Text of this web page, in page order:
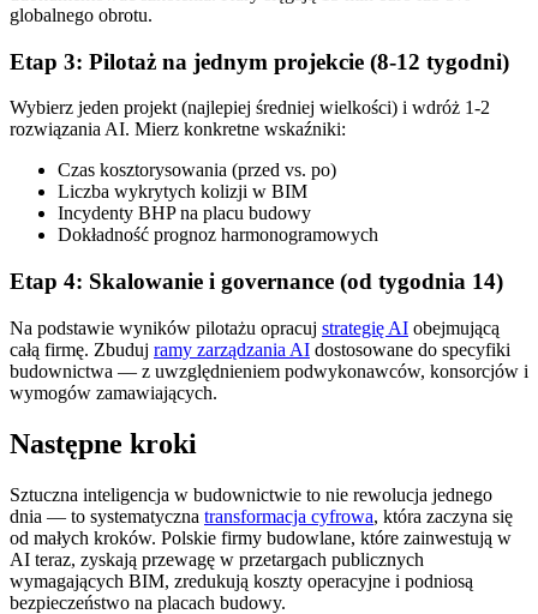
globalnego obrotu.
Etap 3: Pilotaż na jednym projekcie (8-12 tygodni)
Wybierz jeden projekt (najlepiej średniej wielkości) i wdróż 1-2
rozwiązania AI. Mierz konkretne wskaźniki:
Czas kosztorysowania (przed vs. po)
Liczba wykrytych kolizji w BIM
Incydenty BHP na placu budowy
Dokładność prognoz harmonogramowych
Etap 4: Skalowanie i governance (od tygodnia 14)
Na podstawie wyników pilotażu opracuj strategię AI obejmującą
całą firmę. Zbuduj ramy zarządzania AI dostosowane do specyfiki
budownictwa — z uwzględnieniem podwykonawców, konsorcjów i
wymogów zamawiających.
Następne kroki
Sztuczna inteligencja w budownictwie to nie rewolucja jednego
dnia — to systematyczna transformacja cyfrowa, która zaczyna się
od małych kroków. Polskie firmy budowlane, które zainwestują w
AI teraz, zyskają przewagę w przetargach publicznych
wymagających BIM, zredukują koszty operacyjne i podniosą
bezpieczeństwo na placach budowy.